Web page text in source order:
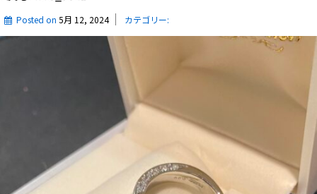
Posted on 5月 12, 2024 カテゴリー: